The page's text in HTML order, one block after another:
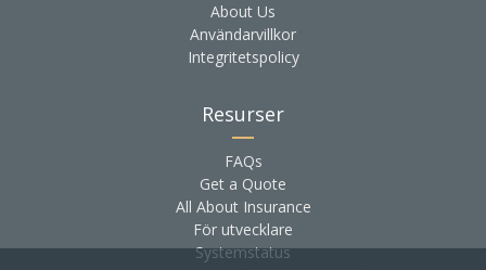
About Us
Användarvillkor
Integritetspolicy
Resurser
FAQs
Get a Quote
All About Insurance
För utvecklare
Systemstatus